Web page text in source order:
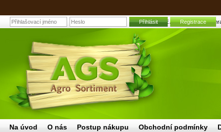
AUTOBATERIE A NABÍJEČKY |
Přihlásit Registrace
Na úvod O nás Postup nákupu Obchodní podmínky